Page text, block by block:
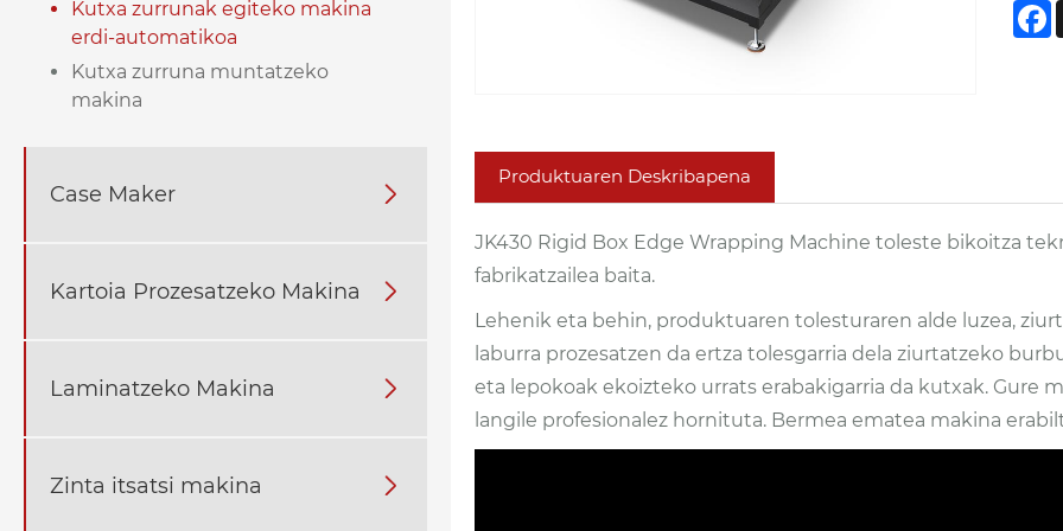
Kutxa zurrunak egiteko makina
erdi-automatikoa
Kutxa zurruna muntatzeko
makina
Case Maker 
Kartoia Prozesatzeko Makina 
Laminatzeko Makina 
Zinta itsatsi makina 
Produktuaren Deskribapena
JK430 Rigid Box Edge Wrapping Machine toleste bikoitza
fabrikatzailea baita.
Lehenik eta behin, produktuaren tolesturaren alde luzea,
laburra prozesatzen da ertza tolesgarria dela ziurtatzeko
eta lepokoak ekoizteko urrats erabakigarria da kutxak.
langile profesionalez hornituta. Bermea ematea makina